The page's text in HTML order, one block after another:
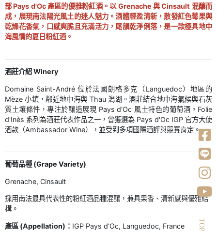
部 Pays d'Oc 產區的優雅粉紅酒。以 Grenache 與 Cinsault 混釀而
成，展現南法陽光風土的迷人魅力。酒體輕盈清新，散發紅色莓果與
乾燥花香氣，口感爽脆且充滿活力，尾韻乾淨俐落，是一款極具地中
海風情的夏日粉紅酒。
酒莊介紹 Winery
Domaine Saint-André 位於法國朗格多克（Languedoc）地區的
Mèze 小鎮，鄰近地中海與 Thau 潟湖。酒莊結合地中海氣候與石灰
質土壤條件，專注於釀造展現 Pays d'Oc 風土特色的葡萄酒。Folie
d'Inès 系列為酒莊代表作品之一，曾獲選為 Pays d'Oc IGP 官方大使
酒款（Ambassador Wine），並受到多項國際酒評與競賽肯定。
葡萄品種 (Grape Variety)
Grenache, Cinsault
採用南法最具代表性的粉紅酒品種混釀，兼具果香、清新感與優雅結
構。
產區 (Appellation)： IGP Pays d'Oc, Languedoc, France TOP